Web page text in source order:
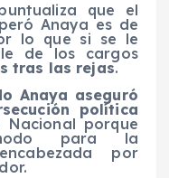
que el
Anaya es de
lo que si se le
de los cargos
tras las rejas.
Anaya aseguró
política
Nacional porque
para la
por